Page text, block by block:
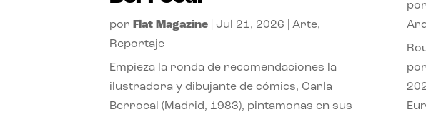
por Flat Magazine Jul 21, 2026 |Arte,
Reportaje
Empieza la ronda de recomendaciones la
ilustradora y dibujante de cómics, Carla
Berrocal (Madrid, 1983), pintamonas en sus
por